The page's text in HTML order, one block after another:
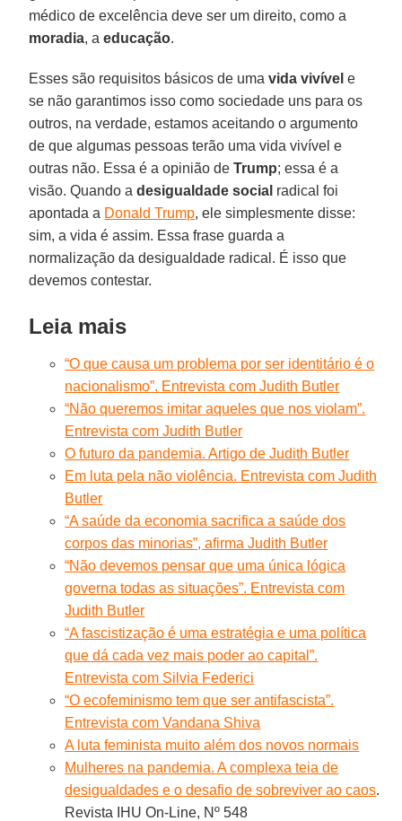
médico de excelência deve ser um direito, como a
moradia, aeducação.
Esses são requisitos básicos de umavida vivível e
se não garantimos isso como sociedade uns para os
outros, na verdade, estamos aceitando o argumento
de que algumas pessoas terão uma vida vivível e
outras não. Essa é a opinião deTrump; essa é a
visão. Quando adesigualdade social radical foi
apontada a Donald Trump, ele simplesmente disse:
sim, a vida é assim. Essa frase guarda a
normalização da desigualdade radical. É isso que
devemos contestar.
Leia mais
“O que causa um problema por ser identitário é o
nacionalismo”. Entrevista com Judith Butler
“Não queremos imitar aqueles que nos violam”.
Entrevista com Judith Butler
O futuro da pandemia. Artigo de Judith Butler
Em luta pela não violência. Entrevista com Judith
Butler
“A saúde da economia sacrifica a saúde dos
corpos das minorias”, afirma Judith Butler
“Não devemos pensar que uma única lógica
governa todas as situações”. Entrevista com
Judith Butler
“A fascistização é uma estratégia e uma política
que dá cada vez mais poder ao capital”.
Entrevista com Silvia Federici
“O ecofeminismo tem que ser antifascista”.
Entrevista com Vandana Shiva
A luta feminista muito além dos novos normais
Mulheres na pandemia. A complexa teia de
desigualdades e o desafio de sobreviver ao caos.
Revista IHU On-Line, Nº 548